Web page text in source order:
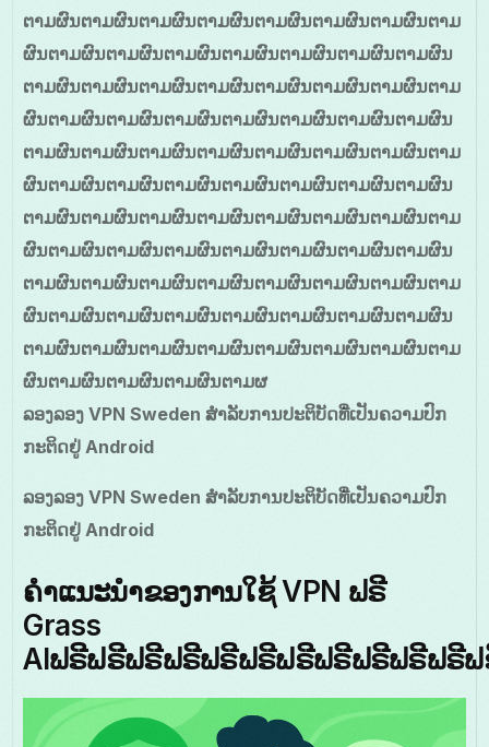
ຕາມຜົນຕາມຜົນຕາມຜົນຕາມຜົນຕາມຜົນຕາມຜົນຕາມຜົນຕາມ
ຜົນຕາມຜົນຕາມຜົນຕາມຜົນຕາມຜົນຕາມຜົນຕາມຜົນຕາມຜົນ
ຕາມຜົນຕາມຜົນຕາມຜົນຕາມຜົນຕາມຜົນຕາມຜົນຕາມຜົນຕາມ
ຜົນຕາມຜົນຕາມຜົນຕາມຜົນຕາມຜົນຕາມຜົນຕາມຜົນຕາມຜົນ
ຕາມຜົນຕາມຜົນຕາມຜົນຕາມຜົນຕາມຜົນຕາມຜົນຕາມຜົນຕາມ
ຜົນຕາມຜົນຕາມຜົນຕາມຜົນຕາມຜົນຕາມຜົນຕາມຜົນຕາມຜົນ
ຕາມຜົນຕາມຜົນຕາມຜົນຕາມຜົນຕາມຜົນຕາມຜົນຕາມຜົນຕາມ
ຜົນຕາມຜົນຕາມຜົນຕາມຜົນຕາມຜົນຕາມຜົນຕາມຜົນຕາມຜົນ
ຕາມຜົນຕາມຜົນຕາມຜົນຕາມຜົນຕາມຜົນຕາມຜົນຕາມຜົນຕາມ
ຜົນຕາມຜົນຕາມຜົນຕາມຜົນຕາມຜົນຕາມຜົນຕາມຜົນຕາມຜົນ
ຕາມຜົນຕາມຜົນຕາມຜົນຕາມຜົນຕາມຜົນຕາມຜົນຕາມຜົນຕາມ
ຜົນຕາມຜົນຕາມຜົນຕາມຜົນຕາມຜ
ລອງລອງ VPN Sweden ສໍາລັບການປະຕິບັດທີ່ເປັນຄວາມປົກ
ກະຕິດຢູ່ Android
ລອງລອງ VPN Sweden ສໍາລັບການປະຕິບັດທີ່ເປັນຄວາມປົກ
ກະຕິດຢູ່ Android
ຄຳແນະນຳຂອງການໃຊ້ VPN ຟຣີ
Grass
AIຟຣີຟຣີຟຣີຟຣີຟຣີຟຣີຟຣີຟຣີຟຣີຟຣີຟຣີ